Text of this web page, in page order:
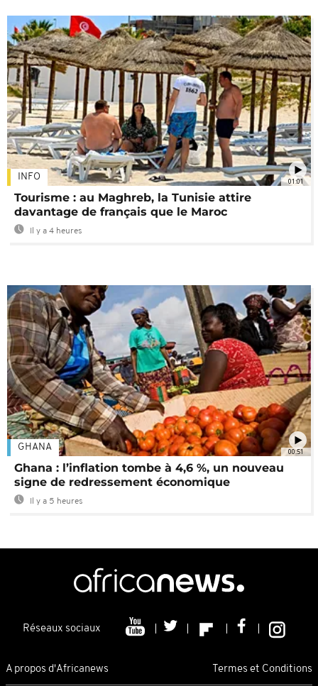
01:01
INFO
Tourisme : au Maghreb, la Tunisie attire
davantage de français que le Maroc
Il y a 4 heures
00:51
GHANA
Ghana : l’inflation tombe à 4,6 %, un nouveau
signe de redressement économique
Il y a 5 heures
Réseaux sociaux
A propos d'Africanews Termes et Conditions